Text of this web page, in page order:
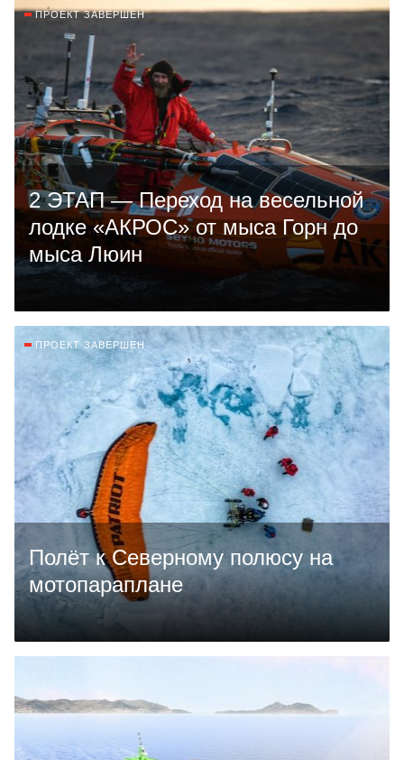
ПРОЕКТ ЗАВЕРШЕН
2 ЭТАП — Переход на весельной
лодке «АКРОС» от мыса Горн до
мыса Люин
ПРОЕКТ ЗАВЕРШЕН
Полёт к Северному полюсу на
мотопараплане